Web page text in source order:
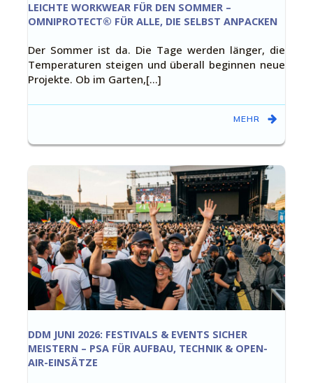
LEICHTE WORKWEAR FÜR DEN SOMMER –
OMNIPROTECT® FÜR ALLE, DIE SELBST ANPACKEN
Der Sommer ist da. Die Tage werden länger, die
Temperaturen steigen und überall beginnen neue
Projekte. Ob im Garten,[…]
MEHR
DDM JUNI 2026: FESTIVALS & EVENTS SICHER
MEISTERN – PSA FÜR AUFBAU, TECHNIK & OPEN-
AIR-EINSÄTZE